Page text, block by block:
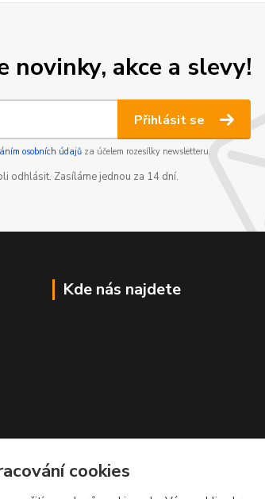
novinky, akce a slevy!
Přihlásit se
osobních údajůza účelem rozesílky newsletteru.
odhlásit. Zasíláme jednou za 14 dní.
Kde nás najdete
cookies